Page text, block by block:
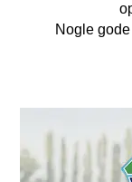
Nogle